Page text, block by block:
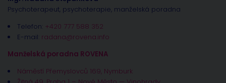
Psychoterapeut, psychoterapie, manželská poradna
Telefon: +420 777 588 352
E-mail: radana@rovena.info
Manželská poradna ROVENA
Náměstí Přemyslovců 169, Nymburk